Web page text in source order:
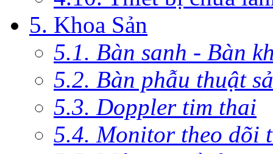
5. Khoa Sản
5.1. Bàn sanh - Bàn
5.2. Bàn phẫu thuật
5.3. Doppler tim thai
5.4. Monitor theo dõi